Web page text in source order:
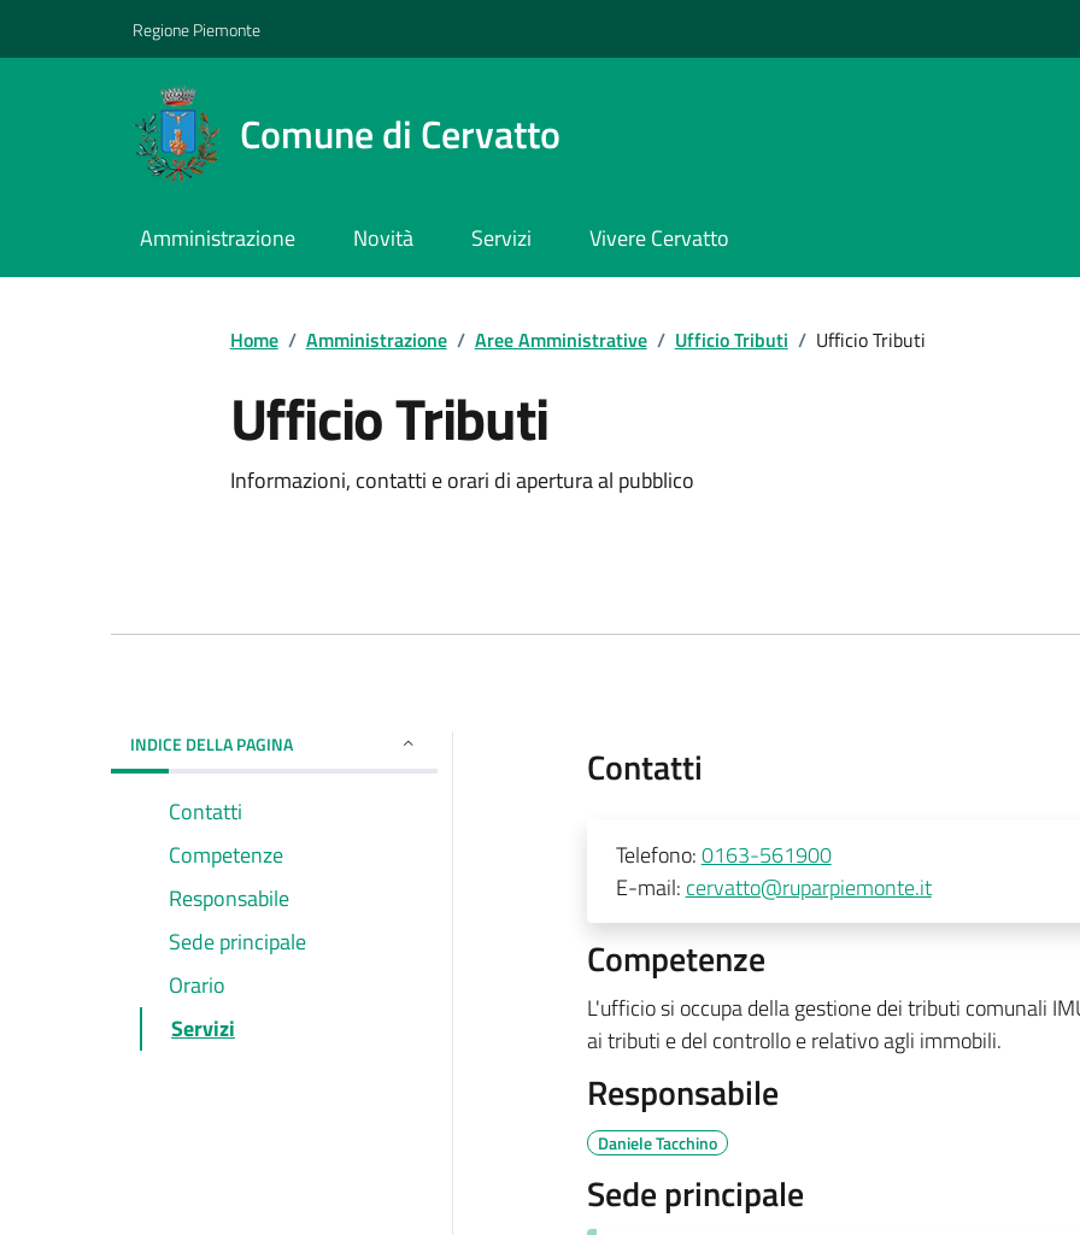
Regione Piemonte
Comune di Cervatto
Amministrazione Novità Servizi Vivere Cervatto
Home / Amministrazione / Aree Amministrative / Ufficio Tributi / Ufficio Tributi
Ufficio Tributi
Informazioni, contatti e orari di apertura al pubblico
INDICE DELLA PAGINA
Contatti
Competenze
Responsabile
Sede principale
Orario
Servizi
Contatti
Telefono:0163-561900
E-mail: cervatto@ruparpiemonte.it
Competenze
L'ufficio si occupa della gestione dei tributi comunali
ai tributi e del controllo e relativo agli immobili.
Responsabile
Daniele Tacchino
Sede principale